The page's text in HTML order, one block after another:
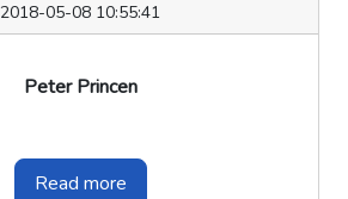
2018-05-08 10:55:41
Peter Princen
Read more